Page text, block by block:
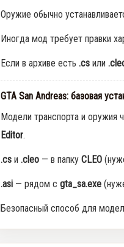
Оружие обычно
Иногда мод требует правки
Если в архиве есть .csили
GTA San Andreas: базовая
Модели транспорта и оружия
Editor.
.csи .cleo— в папку CLEO
.asi— рядом с gta_sa.exe
Безопасный способ для